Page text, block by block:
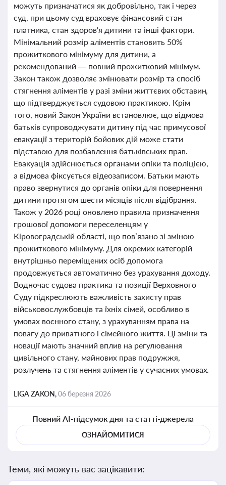
можуть призначатися як добровільно, так і через
суд, при цьому суд враховує фінансовий стан
платника, стан здоров'я дитини та інші фактори.
Мінімальний розмір аліментів становить 50%
прожиткового мінімуму для дитини, а
рекомендований — повний прожитковий мінімум.
Закон також дозволяє змінювати розмір та спосіб
стягнення аліментів у разі зміни життєвих обставин,
що підтверджується судовою практикою. Крім
того, новий Закон України встановлює, що відмова
батьків супроводжувати дитину під час примусової
евакуації з територій бойових дій може стати
підставою для позбавлення батьківських прав.
Евакуація здійснюється органами опіки та поліцією,
а відмова фіксується відеозаписом. Батьки мають
право звернутися до органів опіки для повернення
дитини протягом шести місяців після відібрання.
Також у 2026 році оновлено правила призначення
грошової допомоги переселенцям у
Кіровоградській області, що пов’язано зі зміною
прожиткового мінімуму. Для окремих категорій
внутрішньо переміщених осіб допомога
продовжується автоматично без урахування доходу.
Водночас судова практика та позиції Верховного
Суду підкреслюють важливість захисту прав
військовослужбовців та їхніх сімей, особливо в
умовах воєнного стану, з урахуванням права на
повагу до приватного і сімейного життя. Ці зміни та
новації мають значний вплив на регулювання
цивільного стану, майнових прав подружжя,
розлучень та стягнення аліментів у сучасних умовах.
LIGA ZAKON,06 березня 2026
Повний AI-підсумок дня та статті-джерела
ОЗНАЙОМИТИСЯ
Теми, які можуть вас зацікавити: